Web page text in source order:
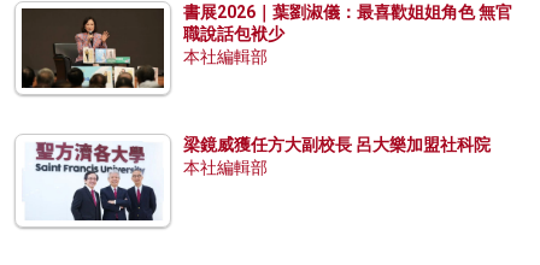
書展2026｜葉劉淑儀：最喜歡姐姐角色 無官
職說話包袱少
本社編輯部
梁鏡威獲任方大副校長 呂大樂加盟社科院
本社編輯部